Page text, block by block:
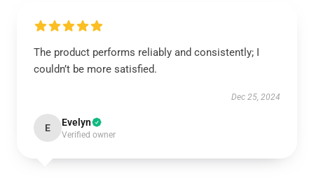
The product performs reliably and consistently; I
couldn’t be more satisfied.
Dec 25, 2024
E Evelyn
Verified owner